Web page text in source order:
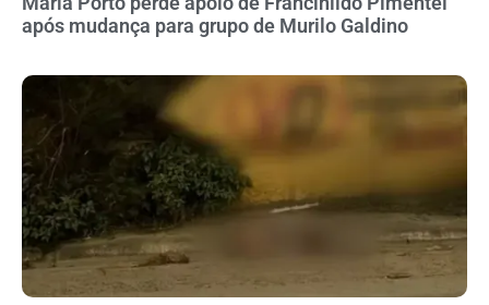
após mudança para grupo de Murilo Galdino